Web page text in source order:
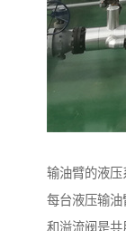
输油臂的液压
每台液压输
和溢流阀是共